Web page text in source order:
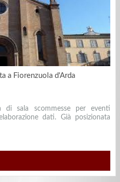
a Fiorenzuola d'Arda
di sala scommesse per eventi
dati. Già posizionata